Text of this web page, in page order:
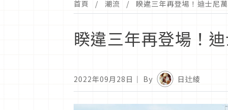
首頁 潮流 睽違三年再登場！迪士尼
睽違三年再登場！
2022年09月28日 ｜ By 日辻綾